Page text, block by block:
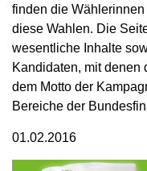
finden die
diese Wahlen. Die
wesentliche Inhalte
Kandidaten, mit denen
dem Motto der
Bereiche der
01.02.2016